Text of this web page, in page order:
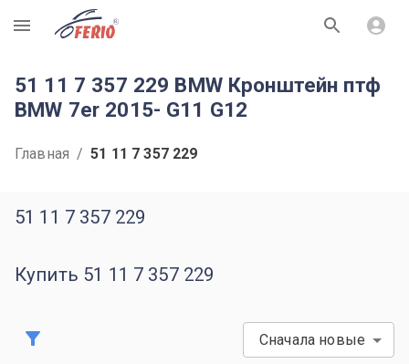
R
51 11 7 357 229 BMW Кронштейн птф
BMW 7er 2015- G11 G12
Главная / 51 11 7 357 229
51 11 7 357 229
Купить 51 11 7 357 229
Сначала новые